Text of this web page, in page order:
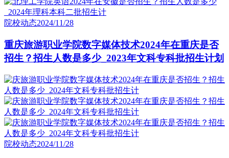
院校动态2024/11/28
重庆旅游职业学院数字媒体技术2024年在重庆是否
招生？招生人数是多少_2023年文科专科批招生计划
院校动态2024/11/28